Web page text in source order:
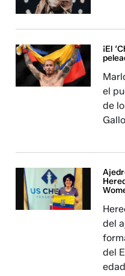
¡El
el
de
del
del